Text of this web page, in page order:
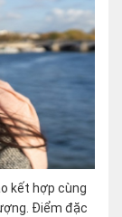
kết hợp cùng
Điểm đặc